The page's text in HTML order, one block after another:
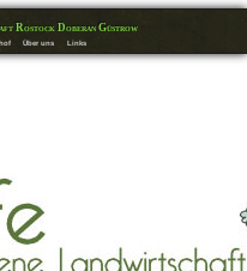
Rostock Doberan Güstrow
Über uns Links